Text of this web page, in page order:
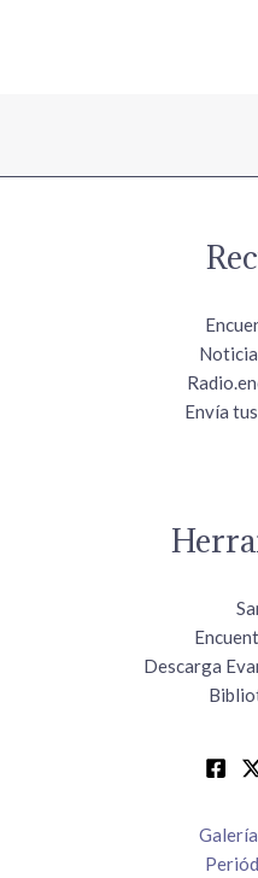
Envía
Descarga